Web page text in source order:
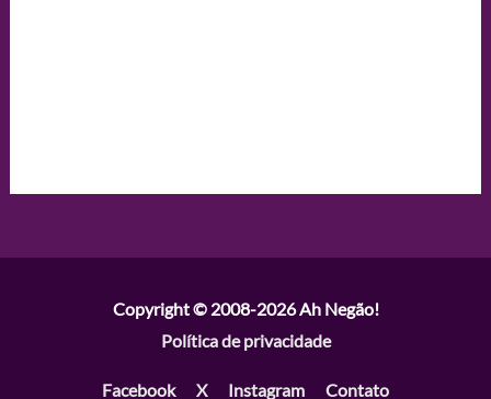
Copyright © 2008-2026Ah Negão!
Política de privacidade
Facebook X Instagram Contato